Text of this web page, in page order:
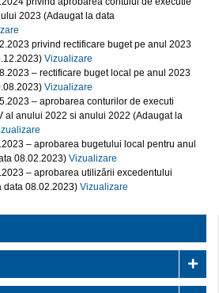
2023 (Adaugat la data
privind rectificare buget pe anul 2023
Vizualizare
– rectificare buget local pe anul 2023
Vizualizare
– aprobarea conturilor de executi
al anului 2022 si anului 2022 (Adaugat la
– aprobarea bugetului local pentru anul
08.02.2023) Vizualizare
– aprobarea utilizării excedentului
data 08.02.2023) Vizualizare